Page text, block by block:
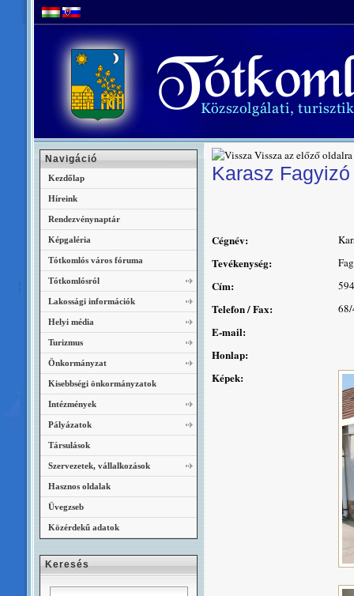
Vissza az előző oldalra
Karasz Fagyizó
Cégnév:
Tevékenység:
Cím:
Telefon / Fax:
E-mail:
Honlap:
Képek:
Navigáció
Kezdőlap
Híreink
Rendezvénynaptár
Képgaléria
Tótkomlós város fóruma
Tótkomlósról
Lakossági információk
Helyi média
Turizmus
Önkormányzat
Kisebbségi önkormányzatok
Intézmények
Pályázatok
Társulások
Szervezetek, vállalkozások
Hasznos oldalak
Üvegzseb
Közérdekű adatok
Keresés